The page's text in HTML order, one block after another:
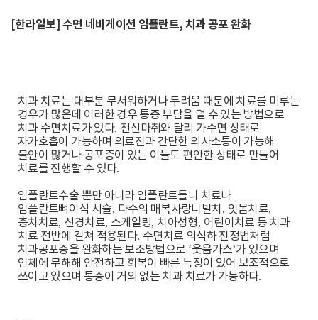
[한라일보] 수면 네비게이션 임플란트, 치과 공포 완화
치과 치료는 대부분 무서워하거나 두려움 때문에 치료를 미루는
경우가 많은데 이러한 경우 통증 부담을 덜 수 있는 방법으로
치과 수면치료가 있다. 전신마취와 달리 가수면 상태로
자가호흡이 가능하며 의료진과 간단한 의사소통이 가능해
불안이 많거나 공포증이 있는 이들도 편안한 상태로 만들어
치료를 진행할 수 있다.
임플란트수술 뿐만 아니라 임플란트틀니 치료나
임플란트뼈이식 시술, 다수의 매복사랑니발치 , 잇몸치료,
충치치료, 신경치료, 스케일링, 치아성형, 어린이치료 등 치과
치료 전반에 걸쳐 적용된다. 수면치료 의식하 진정법처럼
치과공포증을 완화하는 보조방법으로 ‘웃음가스’가 있으며
인체에 무해해 안전하고 회복이 빠른 특징이 있어 보조적으로
쓰이고 있으며 통증이 거의 없는 치과 치료가 가능하다.